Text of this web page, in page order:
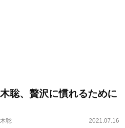
聡、贅沢に慣れるために
聡 2021.07.16